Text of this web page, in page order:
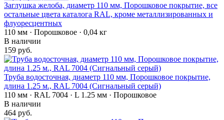
Заглушка желоба, диаметр 110 мм, Порошковое покрытие, все
остальные цвета каталога RAL, кроме металлизированных и
флуоресцентных
110 мм · Порошковое · 0,04 кг
В наличии
159 руб.
Труба водосточная, диаметр 110 мм, Порошковое покрытие,
длина 1.25 м., RAL 7004 (Сигнальный серый)
110 мм · RAL 7004 · L 1.25 мм · Порошковое
В наличии
464 руб.